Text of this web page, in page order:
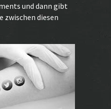
und dann gibt
zwischen diesen